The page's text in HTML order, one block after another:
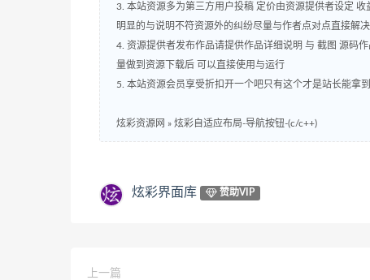
3. 本站资源多为第三方用户投稿 定价由资源提供者设定
明显的与说明不符资源外的纠纷尽量与作者点对点直接解决
4. 资源提供者发布作品请提供作品详细说明 与 截图 源码
量做到资源下载后 可以直接使用与运行
5. 本站资源会员享受折扣开一个吧只有这个才是站长能拿
炫彩资源网 » 炫彩自适应布局-导航按钮-(c/c++)
炫彩界面库 赞助VIP
上一篇